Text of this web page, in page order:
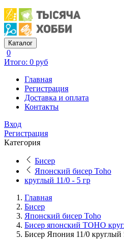
Каталог
0
Итого: 0 руб
Главная
Регистрация
Доставка и оплата
Контакты
Вход
Регистрация
Категория
Бисер
Японский бисер Toho
круглый 11/0 - 5 гр
Главная
Бисер
Японский бисер Toho
Бисер японский TOHO
Бисер Япония 11/0 круглый